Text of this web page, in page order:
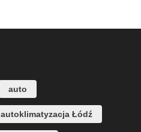
auto
autoklimatyzacja Łódź